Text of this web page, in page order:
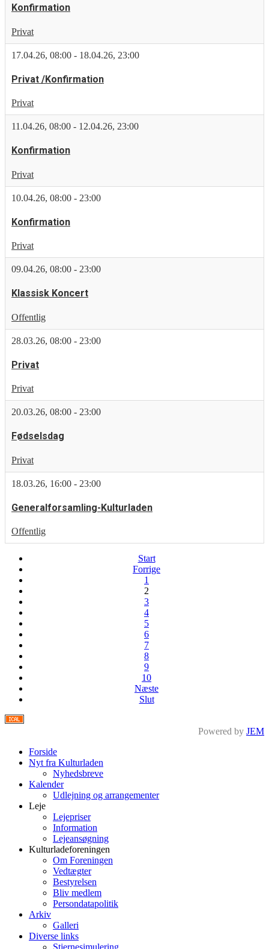
Konfirmation
Privat
17.04.26, 08:00 - 18.04.26, 23:00
Privat /Konfirmation
Privat
11.04.26, 08:00 - 12.04.26, 23:00
Konfirmation
Privat
10.04.26, 08:00 - 23:00
Konfirmation
Privat
09.04.26, 08:00 - 23:00
Klassisk Koncert
Offentlig
28.03.26, 08:00 - 23:00
Privat
Privat
20.03.26, 08:00 - 23:00
Fødselsdag
Privat
18.03.26, 16:00 - 23:00
Generalforsamling-Kulturladen
Offentlig
Start
Forrige
1
2
3
4
5
6
7
8
9
10
Næste
Slut
Powered by JEM
Forside
Nyt fra Kulturladen
Nyhedsbreve
Kalender
Udlejning og arrangementer
Leje
Lejepriser
Information
Lejeansøgning
Kulturladeforeningen
Om Foreningen
Vedtægter
Bestyrelsen
Bliv medlem
Persondatapolitik
Arkiv
Galleri
Diverse links